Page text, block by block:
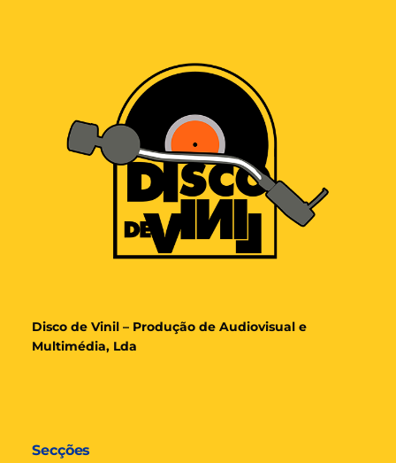
Disco de Vinil – Produção de Audiovisual e
Multimédia, Lda
Secções